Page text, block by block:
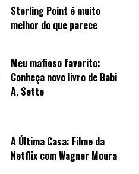
Sterling Point é muito
melhor do que parece
Meu mafioso favorito:
Conheça novo livro de Babi
A. Sette
A Última Casa: Filme da
Netflix com Wagner Moura